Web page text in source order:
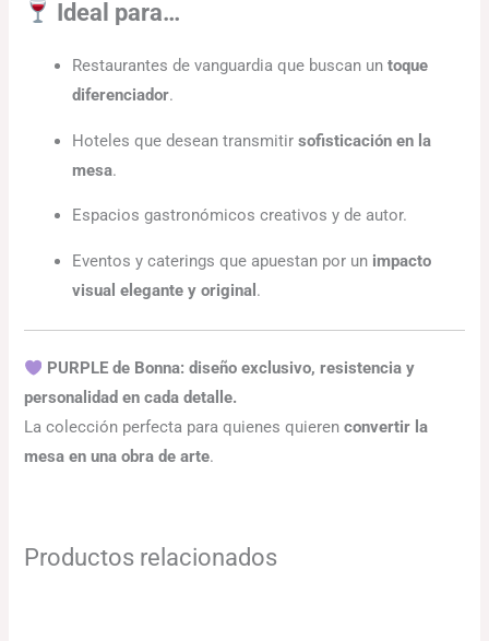
Ideal para…
Restaurantes de vanguardia que buscan untoque
diferenciador.
Hoteles que desean transmitirsofisticación en la
mesa.
Espacios gastronómicos creativos y de autor.
Eventos y caterings que apuestan por un impacto
visual elegante y original .
PURPLE de Bonna: diseño exclusivo, resistencia y
personalidad en cada detalle.
La colección perfecta para quienes quierenconvertir la
mesa en una obra de arte.
Productos relacionados